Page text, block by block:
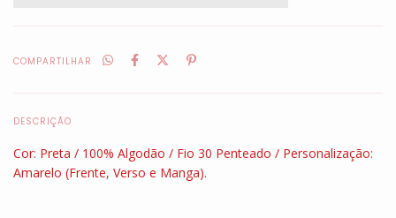
COMPARTILHAR
DESCRIÇÃO
Cor: Preta / 100% Algodão / Fio 30 Penteado / Personalização:
Amarelo (Frente, Verso e Manga).